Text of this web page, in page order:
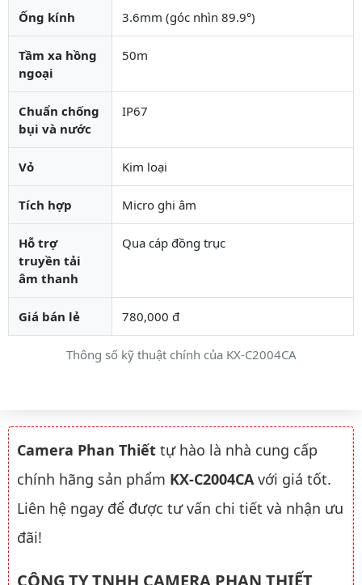
Thông số kỹ thuật chính của KX-C2004CA
Ống kính 3.6mm (góc nhìn 89.9°)
Tầm xa hồng
ngoại
50m
Chuẩn chống
bụi và nước
IP67
Vỏ Kim loại
Tích hợp Micro ghi âm
Hỗ trợ
truyền tải
âm thanh
Qua cáp đồng trục
Giá bán lẻ 780,000 đ
Camera Phan Thiết tự hào là nhà cung cấp
chính hãng sản phẩm KX-C2004CAvới giá tốt.
Liên hệ ngay để được tư vấn chi tiết và nhận ưu
đãi!